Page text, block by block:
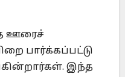
ஊரைச்
பார்க்கப்பட்டு
இந்த